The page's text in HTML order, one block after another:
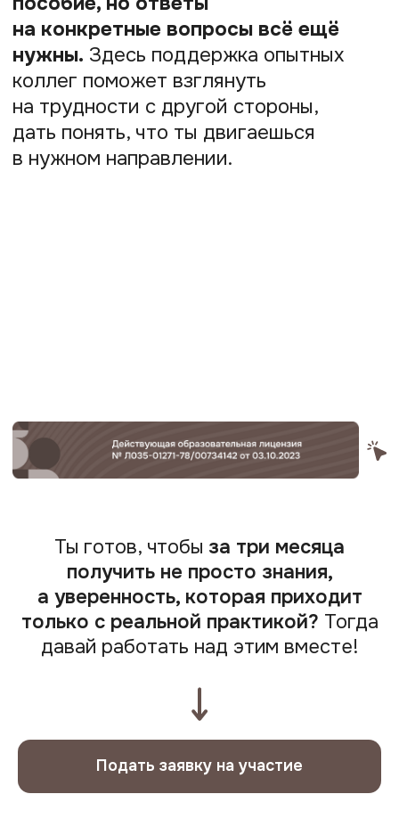
Ты готов, чтобы за три месяца
получить не просто знания,
а уверенность, которая приходит
только с реальной практикой? Тогда
давай работать над этим вместе!
Подать заявку на участие
мы решаем на курсе
Как рассказывать о себе
Сложности с поиском клиентов
Трудности с внедрением
теории на практике
(мотивационное интервью, работа
с проекцией и рефрейминг) на практике.
Стресс от первых случаев и неудач